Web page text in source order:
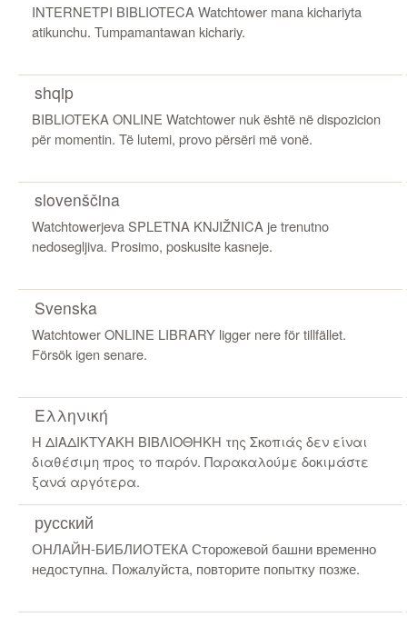
INTERNETPI BIBLIOTECA Watchtower mana kichariyta
atikunchu. Tumpamantawan kichariy.
shqip
BIBLIOTEKA ONLINE Watchtower nuk është në dispozicion
për momentin. Të lutemi, provo përsëri më vonë.
slovenščina
Watchtowerjeva SPLETNA KNJIŽNICA je trenutno
nedosegljiva. Prosimo, poskusite kasneje.
Svenska
Watchtower ONLINE LIBRARY ligger nere för tillfället.
Försök igen senare.
Ελληνική
Η ΔΙΑΔΙΚΤΥΑΚΗ ΒΙΒΛΙΟΘΗΚΗ της Σκοπιάς δεν είναι
διαθέσιμη προς το παρόν. Παρακαλούμε δοκιμάστε
ξανά αργότερα.
русский
ОНЛАЙН-БИБЛИОТЕКА Сторожевой башни временно
недоступна. Пожалуйста, повторите попытку позже.